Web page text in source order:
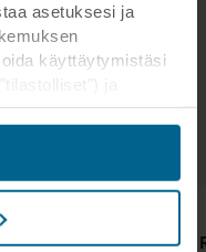
asetuksesi ja
käyttäytymistäsi
Tietoja
erityisen hyvin
ja
Canva®